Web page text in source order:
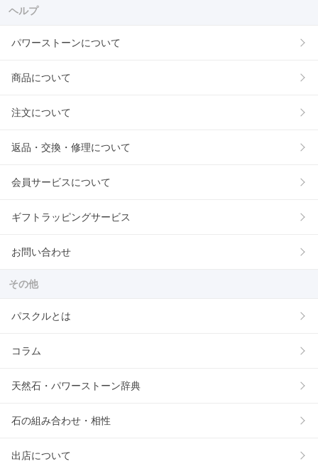
ヘルプ
パワーストーンについて
商品について
注文について
返品・交換・修理について
会員サービスについて
ギフトラッピングサービス
お問い合わせ
その他
パスクルとは
コラム
天然石・パワーストーン辞典
石の組み合わせ・相性
出店について